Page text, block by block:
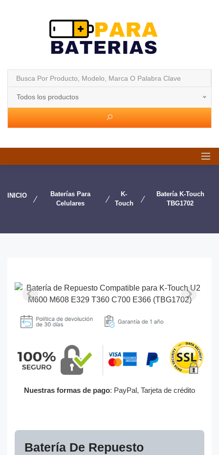
Todos los productos
INICIO
Baterías Para
Celulares
K-
Touch
Batería K-Touch
TBG1702
Nuestras formas de pago: PayPal, Tarjeta de crédito
Batería De Repuesto